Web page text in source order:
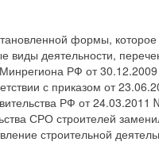
формы,
деятельности,
Минрегиона РФ от
с приказом от
РФ от 24.03.2011
СРО строителей
строительной